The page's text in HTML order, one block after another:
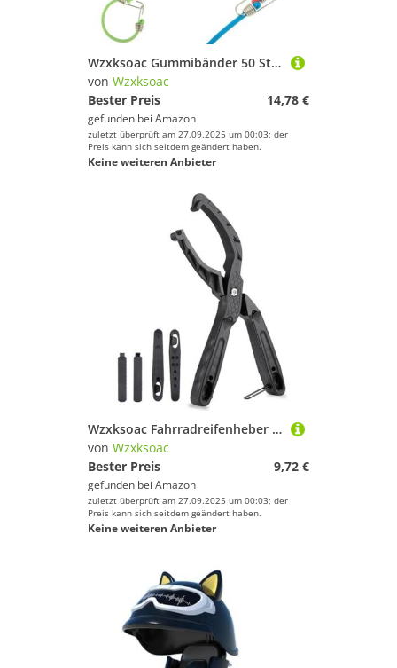
Wzxksoac Gummibänder 50 Stück Mini Bungee-Cords Mehrfarbige Kurze Bungee-Cords mit Haken für Gepäckdachträger
von Wzxksoac
Bester Preis
14,78 €
gefunden bei Amazon
zuletzt überprüft am 27.09.2025 um 00:03; der
Preis kann sich seitdem geändert haben.
Keine weiteren Anbieter
Wzxksoac Fahrradreifenheber Multifunktionale Reifenzange Fahrradreparaturset Mountainbike-Rad Straßenrad-Zubehör
von Wzxksoac
Bester Preis
9,72 €
gefunden bei Amazon
zuletzt überprüft am 27.09.2025 um 00:03; der
Preis kann sich seitdem geändert haben.
Keine weiteren Anbieter